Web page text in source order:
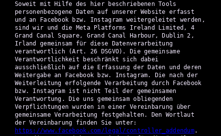
Soweit mit Hilfe des hier beschriebenen Tools
personenbezogene Daten auf unserer Website erfasst
und an Facebook bzw. Instagram weitergeleitet werden,
sind wir und die Meta Platforms Ireland Limited, 4
Grand Canal Square, Grand Canal Harbour, Dublin 2,
Irland gemeinsam für diese Datenverarbeitung
verantwortlich (Art. 26 DSGVO). Die gemeinsame
Verantwortlichkeit beschränkt sich dabei
ausschließlich auf die Erfassung der Daten und deren
Weitergabe an Facebook bzw. Instagram. Die nach der
Weiterleitung erfolgende Verarbeitung durch Facebook
bzw. Instagram ist nicht Teil der gemeinsamen
Verantwortung. Die uns gemeinsam obliegenden
Verpflichtungen wurden in einer Vereinbarung über
gemeinsame Verarbeitung festgehalten. Den Wortlaut
der Vereinbarung finden Sie unter:
https://www.facebook.com/legal/controller_addendum.